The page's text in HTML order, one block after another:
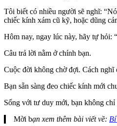
Tôi biết có nhiều người sẽ nghĩ:
chiếc kính xám cũ kỹ, hoặc dũng
Hôm nay, ngay lúc này, hãy tự hỏi:
Câu trả lời nằm ở chính bạn.
Cuộc đời không chờ đợi. Cách nghĩ
Bạn sẵn sàng đeo chiếc kính mới
Sống với tư duy mới, bạn không
Mời bạn xem thêm bài viết về: